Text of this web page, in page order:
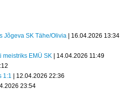
Jõgeva SK Tähe/Olivia | 16.04.2026 13:34
meistriks EMÜ SK | 14.04.2026 11:49
1:1 | 12.04.2026 22:36
23:54